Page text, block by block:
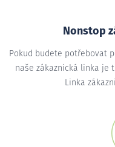
Nonstop
Pokud budete potřebovat
naše zákaznická linka je
Linka